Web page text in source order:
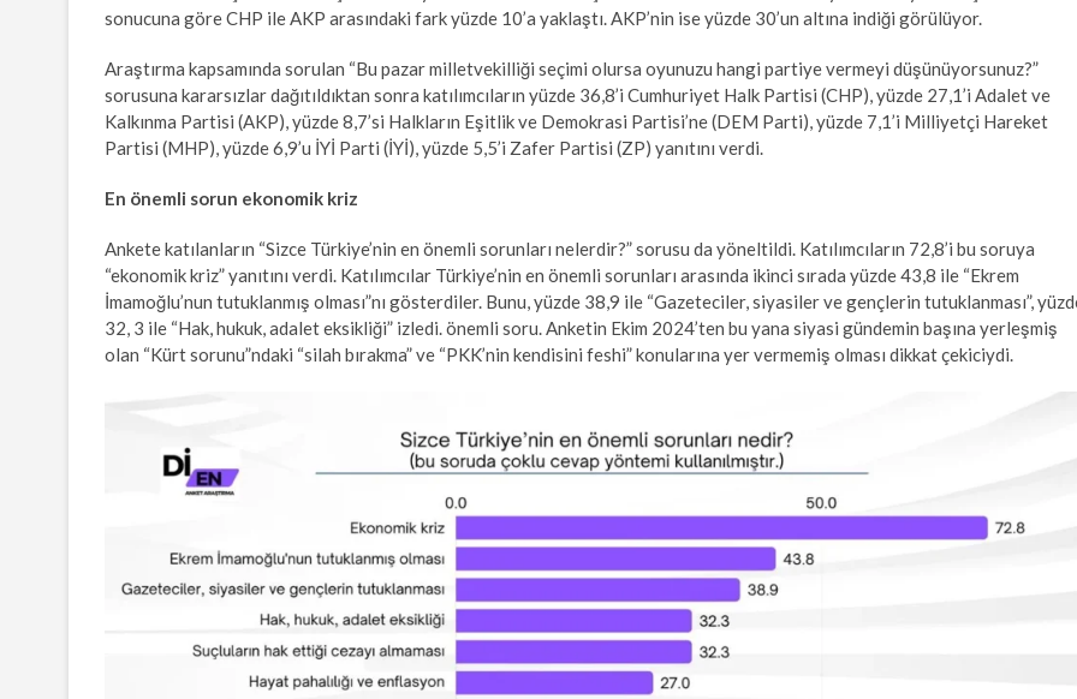
sonucuna göre CHP ile AKP arasındaki fark yüzde 10’a yaklaştı. AKP’nin ise yüzde 30’un altına indiği görülüyor.
Araştırma kapsamında sorulan “Bu pazar milletvekilliği seçimi olursa oyunuzu hangi partiye vermeyi düşünüyorsunuz?”
sorusuna kararsızlar dağıtıldıktan sonra katılımcıların yüzde 36,8’i Cumhuriyet Halk Partisi (CHP), yüzde 27,1’i Adalet ve
Kalkınma Partisi (AKP), yüzde 8,7’si Halkların Eşitlik ve Demokrasi Partisi’ne (DEM Parti), yüzde 7,1’i Milliyetçi Hareket
Partisi (MHP), yüzde 6,9’u İYİ Parti (İYİ), yüzde 5,5’i Zafer Partisi (ZP) yanıtını verdi.
En önemli sorun ekonomik kriz
Ankete katılanların “Sizce Türkiye’nin en önemli sorunları nelerdir?” sorusu da yöneltildi. Katılımcıların 72,8’i bu soruya
“ekonomik kriz” yanıtını verdi. Katılımcılar Türkiye’nin en önemli sorunları arasında ikinci sırada yüzde 43,8 ile “Ekrem
İmamoğlu’nun tutuklanmış olması”nı gösterdiler. Bunu, yüzde 38,9 ile “Gazeteciler, siyasiler ve gençlerin tutuklanması”,
32, 3 ile “Hak, hukuk, adalet eksikliği” izledi. önemli soru. Anketin Ekim 2024’ten bu yana siyasi gündemin başına yerleşmiş
olan “Kürt sorunu”ndaki “silah bırakma” ve “PKK’nin kendisini feshi” konularına yer vermemiş olması dikkat çekiciydi.